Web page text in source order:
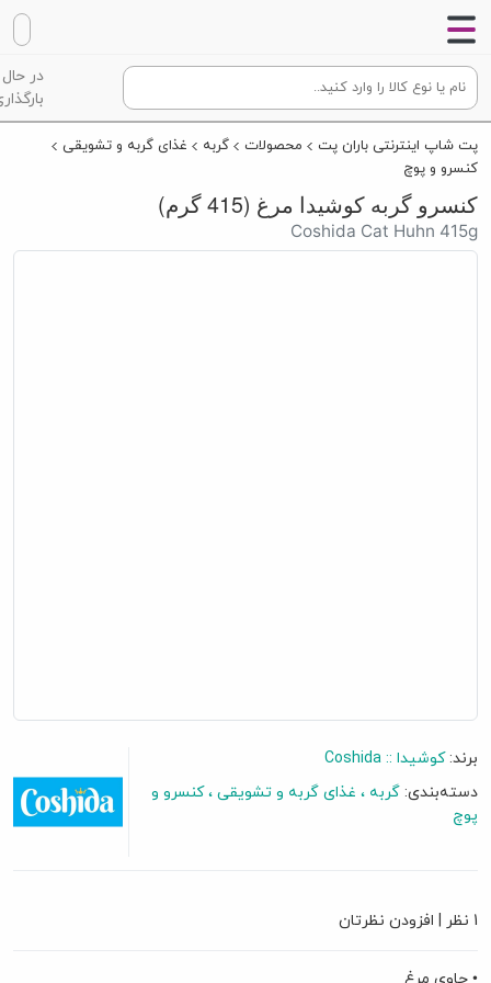
در حال
پت شاپ اینترنتی باران پت محصولات گربه
غذای گربه و تشویقی
کنسرو و پوچ
کنسرو گربه کوشیدا مرغ (415 گرم)
Coshida Cat Huhn 415g
برند:کوشیدا :: Coshida
دسته‌بندی: گربه غذای گربه و تشویقی
کنسرو و
پوچ
1 نظر افزودن نظرتان
• حاوی مرغ